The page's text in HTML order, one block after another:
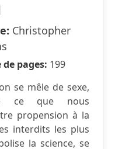
Christopher
pages: 199
se mêle de sexe,
ce que nous
propension à la
interdits les plus
la science, se